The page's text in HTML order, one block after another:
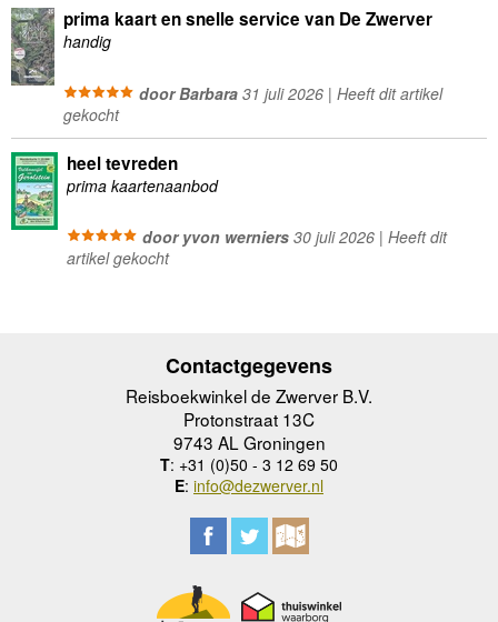
prima kaart en snelle service van De Zwerver
handig
door Barbara31 juli 2026 | Heeft dit artikel
gekocht
heel tevreden
prima kaartenaanbod
door yvon werniers30 juli 2026 | Heeft dit
artikel gekocht
Contactgegevens
Reisboekwinkel de Zwerver B.V.
Protonstraat 13C
9743 AL Groningen
T: +31 (0)50 - 3 12 69 50
E: info@dezwerver.nl